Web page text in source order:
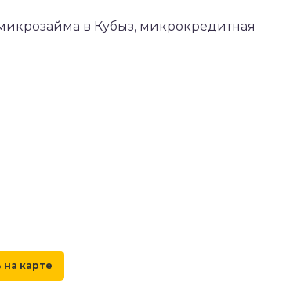
в Кубыз, микрокредитная